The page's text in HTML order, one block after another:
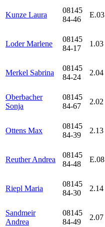
Kunze Laura
08145
84-46
E.03
Loder Marlene
08145
84-17
1.03
Merkel Sabrina
08145
84-24
2.04
Oberbacher
Sonja
08145
84-67
2.02
Ottens Max
08145
84-39
2.13
Reuther Andrea
08145
84-48
E.08
Riepl Maria
08145
84-30
2.14
Sandmeir
Andrea
08145
84-49
2.07